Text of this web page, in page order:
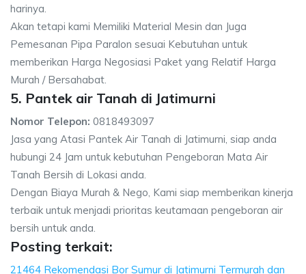
harinya.
Akan tetapi kami Memiliki Material Mesin dan Juga
Pemesanan Pipa Paralon sesuai Kebutuhan untuk
memberikan Harga Negosiasi Paket yang Relatif Harga
Murah / Bersahabat.
5. Pantek air Tanah di Jatimurni
Nomor Telepon: 0818493097
Jasa yang Atasi Pantek Air Tanah di Jatimurni, siap anda
hubungi 24 Jam untuk kebutuhan Pengeboran Mata Air
Tanah Bersih di Lokasi anda.
Dengan Biaya Murah & Nego, Kami siap memberikan kinerja
terbaik untuk menjadi prioritas keutamaan pengeboran air
bersih untuk anda.
Posting terkait:
21464 Rekomendasi Bor Sumur di Jatimurni Termurah dan